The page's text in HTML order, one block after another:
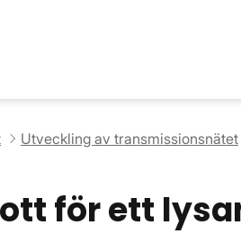
Utveckling av transmissionsnätet
för ett